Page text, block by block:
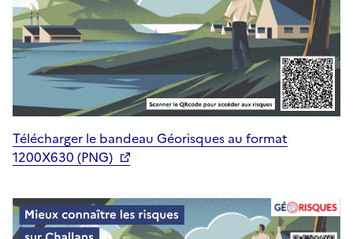
Télécharger le bandeau Géorisques au format
1200X630 (PNG)